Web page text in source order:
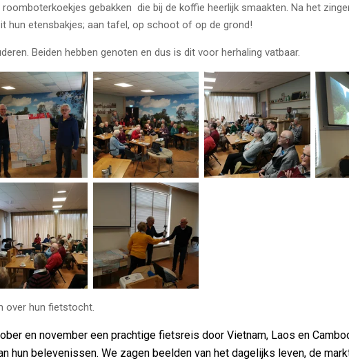
gebakken die bij de koffie heerlijk smaakten. Na het
hun etensbakjes; aan tafel, op schoot of op de grond!
Beiden hebben genoten en dus is dit voor herhaling vatbaar.
over hun fietstocht.
en november een prachtige fietsreis door Vietnam, Laos en
hun belevenissen. We zagen beelden van het dagelijks leven, de